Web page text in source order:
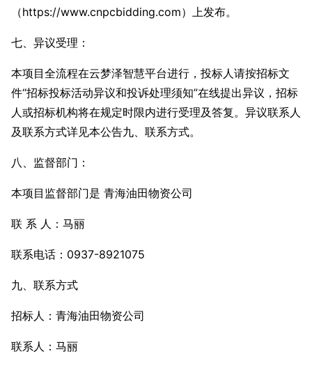
（https://www.cnpcbidding.com）上发布。
七、异议受理：
本项目全流程在云梦泽智慧平台进行，投标人请按招标文
件“招标投标活动异议和投诉处理须知”在线提出异议，招标
人或招标机构将在规定时限内进行受理及答复。异议联系人
及联系方式详见本公告九、联系方式。
八、监督部门：
本项目监督部门是 青海油田物资公司
联 系 人：马丽
联系电话：0937-8921075
九、联系方式
招标人：青海油田物资公司
联系人：马丽